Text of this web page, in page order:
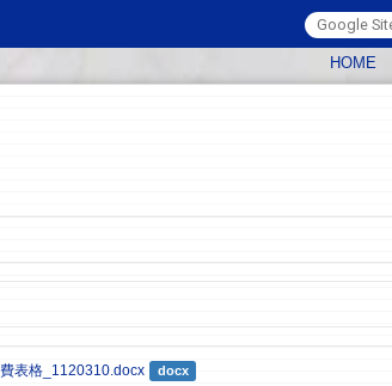
HOME
表格_1120310.docx docx